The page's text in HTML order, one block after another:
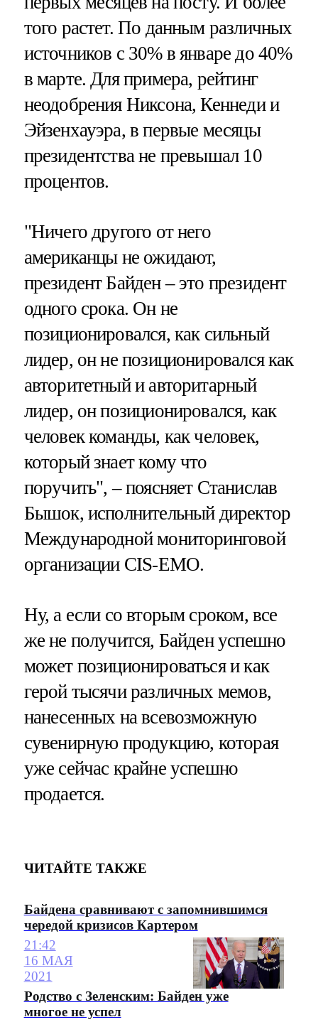
того растет. По данным различных
источников с 30% в январе до 40%
в марте. Для примера, рейтинг
неодобрения Никсона, Кеннеди и
Эйзенхауэра, в первые месяцы
президентства не превышал 10
процентов.
"Ничего другого от него
американцы не ожидают,
президент Байден – это президент
одного срока. Он не
позиционировался, как сильный
лидер, он не позиционировался как
авторитетный и авторитарный
лидер, он позиционировался, как
человек команды, как человек,
который знает кому что
поручить", – поясняет Станислав
Бышок, исполнительный директор
Международной мониторинговой
организации CIS-EMO.
Ну, а если со вторым сроком, все
же не получится, Байден успешно
может позиционироваться и как
герой тысячи различных мемов,
нанесенных на всевозможную
сувенирную продукцию, которая
уже сейчас крайне успешно
продается.
ЧИТАЙТЕ ТАКЖЕ
Байдена сравнивают с запомнившимся
чередой кризисов Картером
21:42
16 МАЯ
2021
Родство с Зеленским: Байден уже
многое не успел